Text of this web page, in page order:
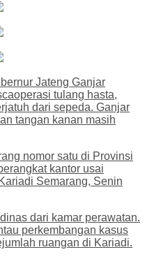
Jateng Ganjar
tulang hasta,
dari sepeda. Ganjar
tangan kanan masih
nomor satu di Provinsi
kantor usai
Semarang, Senin
dari kamar perawatan.
perkembangan kasus
ruangan di Kariadi.